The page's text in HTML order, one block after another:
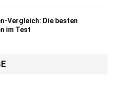
Vergleich: Die besten
im Test